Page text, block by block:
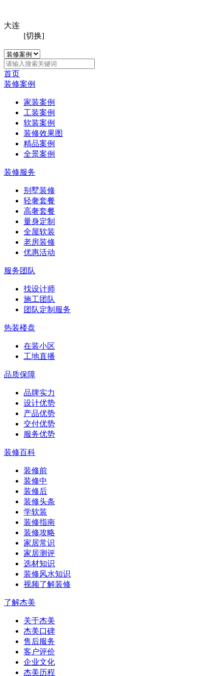
大连
[切换]
首页
装修案例
家装案例
工装案例
软装案例
装修效果图
精品案例
全景案例
装修服务
别墅装修
轻奢套餐
高奢套餐
量身定制
全屋软装
老房装修
优惠活动
服务团队
找设计师
施工团队
团队定制服务
热装楼盘
在装小区
工地直播
品质保障
品牌实力
设计优势
产品优势
交付优势
服务优势
装修百科
装修前
装修中
装修后
装修头条
学软装
装修指南
装修攻略
家居常识
家居测评
选材知识
装修风水知识
视频了解装修
了解杰美
关于杰美
杰美口碑
售后服务
客户评价
企业文化
杰美历程